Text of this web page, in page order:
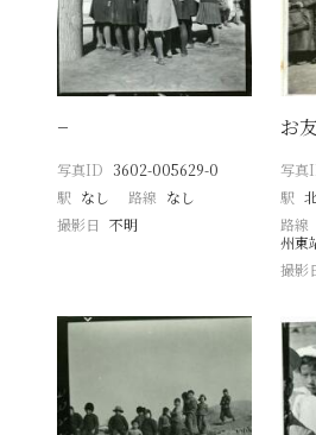
−
写真ID 3602-005629-0
駅 なし 路線 なし
撮影日
不明
お
写真
駅
路線
州東
撮影